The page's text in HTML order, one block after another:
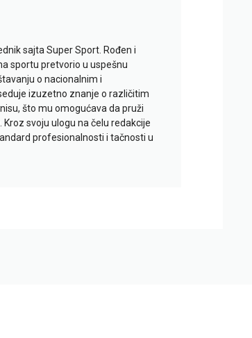
sajta Super Sport. Rođen i
sportu pretvorio u uspešnu
o nacionalnim i
izuzetno znanje o različitim
što mu omogućava da pruži
svoju ulogu na čelu redakcije
profesionalnosti i tačnosti u